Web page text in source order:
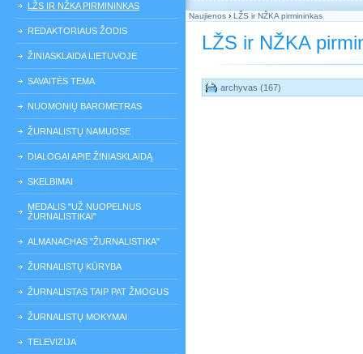
LŽS IR NŽKA PIRMININKAS
REDAKTORIAUS ŽODIS
ŽINIASKLAIDA LIETUVOJE
SAVAITĖS TEMA
NUOMONIŲ BAROMETRAS
ŽURNALISTŲ NAMUOSE
DIALOGAI APIE ŽINIASKLAIDĄ
SKELBIMAI
MEDALIS "UŽ NUOPELNUS
ŽURNALISTIKAI"
ALMANACHAS "ŽURNALISTIKA"
ŽURNALISTŲ KŪRYBA
ŽURNALISTAS TAIP PAT ŽMOGUS
ŽURNALISTŲ MOKYMAI
TELEVIZIJA
Naujienos › LŽS ir NŽKA pirmininkas
LŽS ir NŽKA
archyvas (167)